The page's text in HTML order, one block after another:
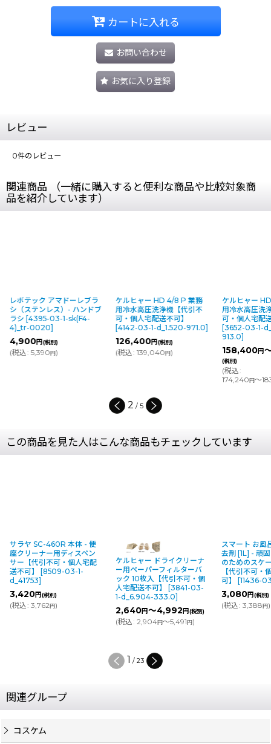
カートに入れる
お問い合わせ
お気に入り登録
レビュー
0件のレビュー
関連商品 （一緒に購入すると便利な商品や比較対象商
品を紹介しています）
レボテック アマドーレブラ
シ（ステンレス）- ハンドブ
ラシ [4395-03-1-sk(F4-
4)_tr-0020]
4,900円(税別)
(税込: 5,390円)
ケルヒャー HD 4/8 P 業務
用冷水高圧洗浄機【代引不
可・個人宅配送不可】
[4142-03-1-d_1.520-971.0]
126,400円(税別)
(税込: 139,040円)
ケルヒャー
用冷水高圧洗
可・個人宅配
[3652-03-1-
913.0]
158,400円
(税別)
(税込:
174,240円～
2 / 5
この商品を見た人はこんな商品もチェックしています
ケルヒャー ドライクリーナ
ー用ペーパーフィルターバ
ック 10枚入【代引不可・個
人宅配送不可】
1-d_6.904-333.0
2,640 ～4,992
スマート お風呂のシリカ除
去剤 [1L] - 頑固なシリカ汚れ
のためのスケール除去剤
【代引不可・個人宅配送不
可】 [11436-03-1-d]
3,080円 (税別)
( 税込 : 3,388 円 )
ケルヒャー
ー用排気フ
フィルター【
人宅配送不可
1-d_2.889-
4,800 ～
2 /23
関連グループ
コスケム